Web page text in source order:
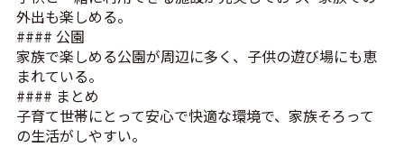
外出も楽しめる。
#### 公園
家族で楽しめる公園が周辺に多く、子供の遊び場にも恵
まれている。
#### まとめ
子育て世帯にとって安心で快適な環境で、家族そろって
の生活がしやすい。